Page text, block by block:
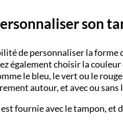
son
de personnaliser la
également choisir la
le bleu, le vert ou le
autour, et avec ou
est fournie avec le tampon, et